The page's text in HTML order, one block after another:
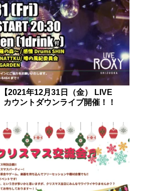
2021年12月31日（金） LIVE
ウントダウンライブ開催！！